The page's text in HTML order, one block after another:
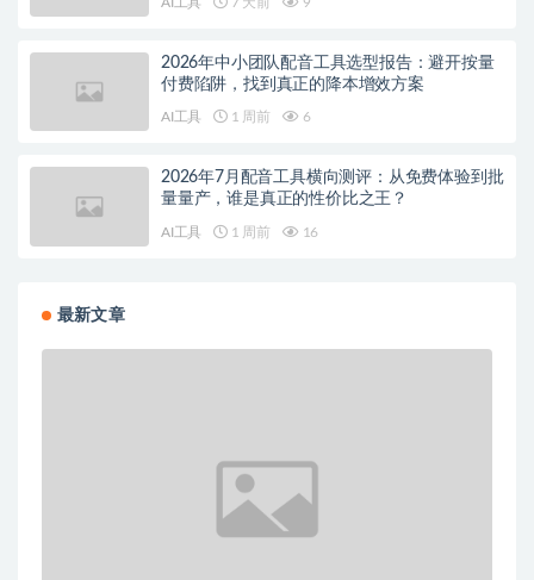
2026年中小团队配音工具选型报告：避开按量
付费陷阱，找到真正的降本增效方案
AI工具 1 周前 6
2026年7月配音工具横向测评：从免费体验到批
量量产，谁是真正的性价比之王？
AI工具 1 周前 16
最新文章